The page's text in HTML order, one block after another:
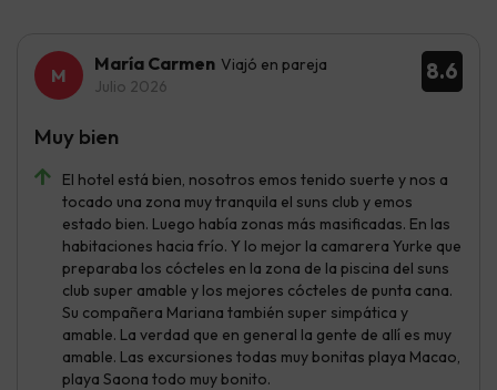
8.6
María Carmen Viajó en pareja
Julio 2026
El hotel está bien, nosotros emos tenido suerte y nos a
tocado una zona muy tranquila el suns club y emos
estado bien. Luego había zonas más masificadas. En las
habitaciones hacia frío. Y lo mejor la camarera Yurke que
preparaba los cócteles en la zona de la piscina del suns
club super amable y los mejores cócteles de punta cana.
Su compañera Mariana también super simpática y
amable. La verdad que en general la gente de allí es muy
amable. Las excursiones todas muy bonitas playa Macao,
playa Saona todo muy bonito.
Muy bien